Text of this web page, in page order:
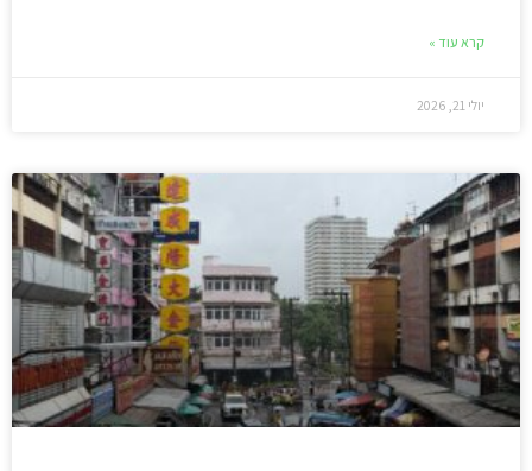
קרא עוד »
יולי 21, 2026